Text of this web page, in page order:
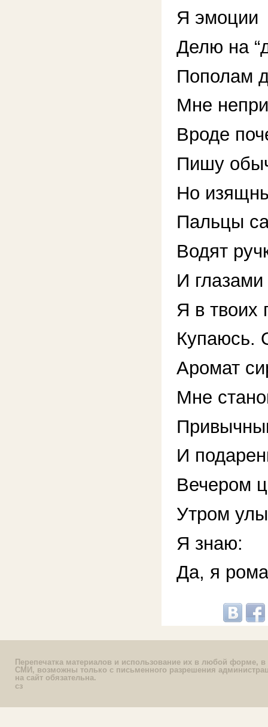
Я эмоции
Делю на
Пополам
Мне
Вроде
Пишу
Но
Пальцы
Водят
И глазами
Я в твоих
Купаюсь.
Аромат
Мне
И
Вечером
Утром
Я знаю:
Да, я
Перепечатка материалов и использование их в любой форме,
СМИ, возможны только с письменного разрешения
на сайт обязательна.
сз